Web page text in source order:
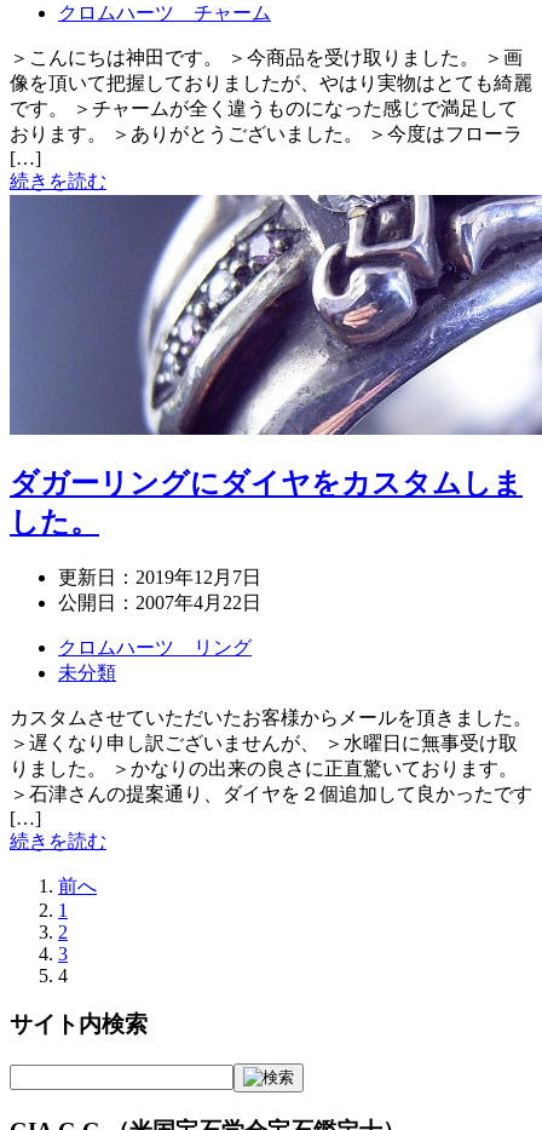
クロムハーツ チャーム
＞こんにちは神田です。 ＞今商品を受け取りました。 ＞画
像を頂いて把握しておりましたが、やはり実物はとても綺麗
です。 ＞チャームが全く違うものになった感じで満足して
おります。 ＞ありがとうございました。 ＞今度はフローラ
[…]
続きを読む
ダガーリングにダイヤをカスタムしま
した。
更新日： 2019年12月7日
公開日： 2007年4月22日
クロムハーツ リング
未分類
カスタムさせていただいたお客様からメールを頂きました。
＞遅くなり申し訳ございませんが、 ＞水曜日に無事受け取
りました。 ＞かなりの出来の良さに正直驚いております。
＞石津さんの提案通り、ダイヤを２個追加して良かったです
[…]
続きを読む
前へ
1
2
3
4
サイト内検索